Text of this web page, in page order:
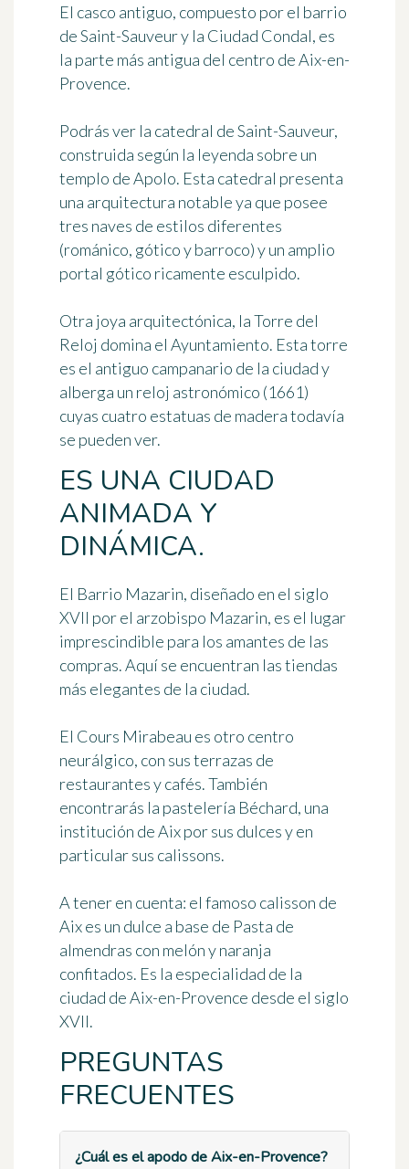
El casco antiguo, compuesto por el barrio
de Saint-Sauveur y la Ciudad Condal, es
la parte más antigua del centro de Aix-en-
Provence.
Podrás ver la catedral de Saint-Sauveur,
construida según la leyenda sobre un
templo de Apolo. Esta catedral presenta
una arquitectura notable ya que posee
tres naves de estilos diferentes
(románico, gótico y barroco) y un amplio
portal gótico ricamente esculpido.
Otra joya arquitectónica, laTorre del
Reloj domina el Ayuntamiento. Esta torre
es el antiguo campanario de la ciudad y
alberga un reloj astronómico (1661)
cuyas cuatro estatuas de madera todavía
se pueden ver.
ES UNA CIUDAD
ANIMADA Y
DINÁMICA.
El Barrio Mazarin, diseñado en el siglo
XVII por el arzobispo Mazarin, es el lugar
imprescindible para los amantes de las
compras. Aquí se encuentran las tiendas
más elegantes de la ciudad.
El Cours Mirabeau es otro centro
neurálgico, con sus terrazas de
restaurantes y cafés. También
encontrarás la pastelería Béchard, una
institución de Aix por sus dulces y en
particular sus calissons.
A tener en cuenta: el famoso calisson de
Aix es un dulce a base de Pasta de
almendras con melóny naranja
confitados. Es la especialidad de la
ciudad de Aix-en-Provence desde el siglo
XVII.
PREGUNTAS
FRECUENTES
¿Cuál es el apodo de Aix-en-Provence?